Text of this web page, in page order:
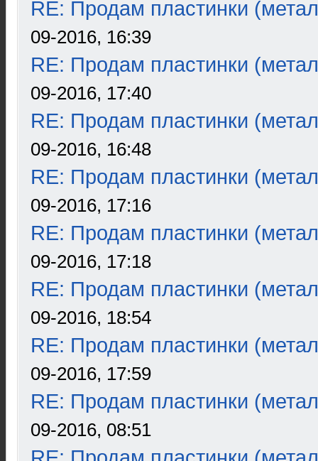
RE: Продам пластинки
09-2016, 16:39
RE: Продам пластинки
09-2016, 17:40
RE: Продам пластинки
09-2016, 16:48
RE: Продам пластинки
09-2016, 17:16
RE: Продам пластинки
09-2016, 17:18
RE: Продам пластинки
09-2016, 18:54
RE: Продам пластинки
09-2016, 17:59
RE: Продам пластинки
09-2016, 08:51